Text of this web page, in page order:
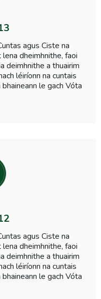
agus Ciste na
dheimhnithe, faoi
deimhnithe a thuairim
léiríonn na cuntais
le gach Vóta
agus Ciste na
dheimhnithe, faoi
deimhnithe a thuairim
léiríonn na cuntais
le gach Vóta